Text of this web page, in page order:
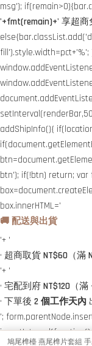
msg');
'+fmt(remain)+' 享超商
addShipInfo(){
btn'); if(!btn) return; var
box.innerHTML='
🚚 配送與出貨
'+ '
• 超商取貨 NT$60 （滿
'+ '
• 宅配到府 NT$120 （滿
• 下單後 2 個工作天內
';
iv=setInterval(function()
鳩尾榫檯 燕尾榫片套組